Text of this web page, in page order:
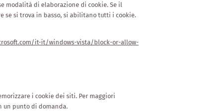
modalità di elaborazione di cookie. Se il
si trova in basso, si abilitano tutti i cookie.
it-it/windows-vista/block-or-allow-
i cookie dei siti. Per maggiori
un punto di domanda.